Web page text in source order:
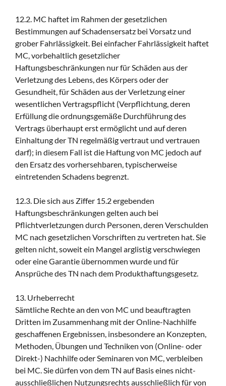
12.2. MC haftet im Rahmen der gesetzlichen
Bestimmungen auf Schadensersatz bei Vorsatz und
grober Fahrlässigkeit. Bei einfacher Fahrlässigkeit haftet
MC, vorbehaltlich gesetzlicher
Haftungsbeschränkungen nur für Schäden aus der
Verletzung des Lebens, des Körpers oder der
Gesundheit, für Schäden aus der Verletzung einer
wesentlichen Vertragspflicht (Verpflichtung, deren
Erfüllung die ordnungsgemäße Durchführung des
Vertrags überhaupt erst ermöglicht und auf deren
Einhaltung der TN regelmäßig vertraut und vertrauen
darf); in diesem Fall ist die Haftung von MC jedoch auf
den Ersatz des vorhersehbaren, typischerweise
eintretenden Schadens begrenzt.
12.3. Die sich aus Ziffer 15.2 ergebenden
Haftungsbeschränkungen gelten auch bei
Pflichtverletzungen durch Personen, deren Verschulden
MC nach gesetzlichen Vorschriften zu vertreten hat. Sie
gelten nicht, soweit ein Mangel arglistig verschwiegen
oder eine Garantie übernommen wurde und für
Ansprüche des TN nach dem Produkthaftungsgesetz.
13. Urheberrecht
Sämtliche Rechte an den von MC und beauftragten
Dritten im Zusammenhang mit der Online-Nachhilfe
geschaffenen Ergebnissen, insbesondere an Konzepten,
Methoden, Übungen und Techniken von (Online- oder
Direkt-) Nachhilfe oder Seminaren von MC, verbleiben
bei MC. Sie dürfen von dem TN auf Basis eines nicht-
ausschließlichen Nutzungsrechts ausschließlich für von